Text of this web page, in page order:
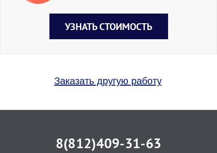
УЗНАТЬ СТОИМОСТЬ
Заказать другую работу
8(812)409-31-63